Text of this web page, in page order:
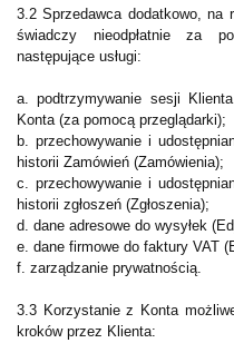
3.2 Sprzedawca dodatkowo, na
świadczy nieodpłatnie za
następujące usługi:
a. podtrzymywanie sesji
Konta (za pomocą przeglądarki);
b. przechowywanie i
historii Zamówień (Zamówienia);
c. przechowywanie i
historii zgłoszeń (Zgłoszenia);
d. dane adresowe do wysyłek
e. dane firmowe do faktury VAT
f. zarządzanie prywatnością.
3.3 Korzystanie z Konta
kroków przez Klienta: